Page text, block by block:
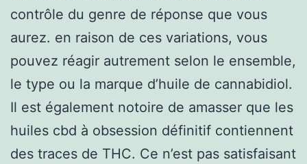
contrôle du genre de réponse que vous
aurez. en raison de ces variations, vous
pouvez réagir autrement selon le ensemble,
le type ou la marque d’huile de cannabidiol.
Il est également notoire de amasser que les
huiles cbd à obsession définitif contiennent
des traces de THC. Ce n’est pas satisfaisant